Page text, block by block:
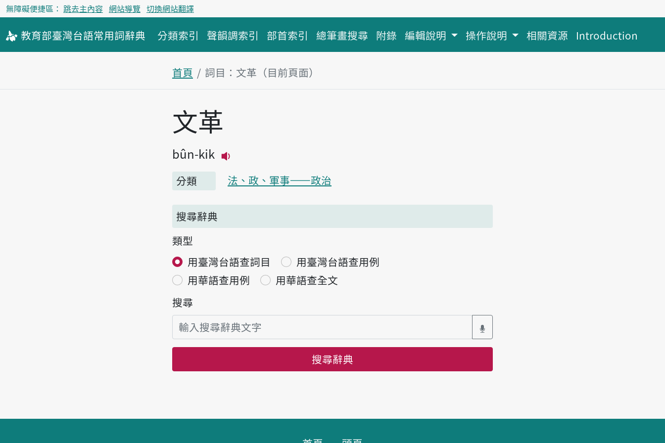
無障礙便捷區： 跳去主內容 網站導覽 切換網站翻譯
教育部臺灣台語常用詞辭典 分類索引 聲韻調索引 部首索引 總筆畫搜尋 附錄 編輯說明 操作說明 相關資源 Introduction
首頁 詞目：文革（目前頁面）
主內容區塊
文革
bûn-kik
分類
法、政、軍事——政治
搜尋辭典
類型
用臺灣台語查詞目
用臺灣台語查用例
用華語查用例
用華語查全文
搜尋
搜尋辭典